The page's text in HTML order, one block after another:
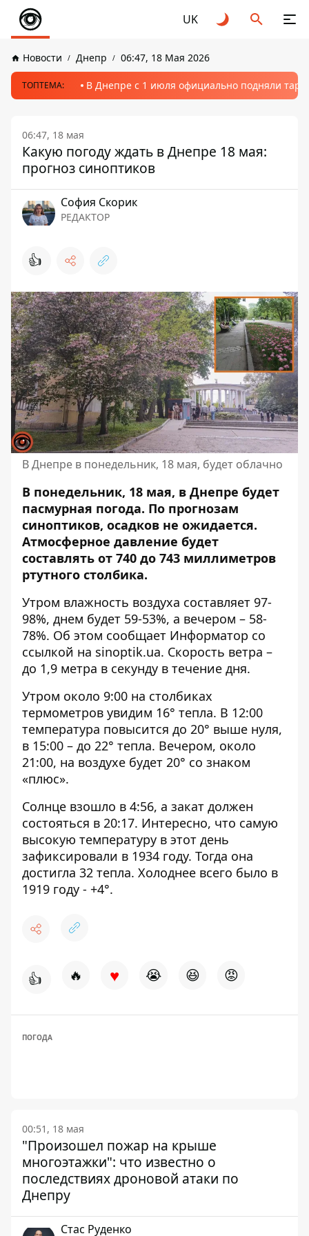
UK
Новости Днепр 06:47, 18 Мая 2026
ТОПТЕМА: В Днепре с 1 июля официально подняли
06:47, 18 мая
Какую погоду ждать в Днепре 18 мая:
прогноз синоптиков
София Скорик
РЕДАКТОР
👍
В Днепре в понедельник, 18 мая, будет облачно
В понедельник, 18 мая, в Днепре будет
пасмурная погода. По прогнозам
синоптиков, осадков не ожидается.
Атмосферное давление будет
составлять от 740 до 743 миллиметров
ртутного столбика.
Утром влажность воздуха составляет 97-
98%, днем ​​будет 59-53%, а вечером – 58-
78%. Об этом сообщает Информатор со
ссылкой на sinoptik.ua. Скорость ветра –
до 1,9 метра в секунду в течение дня.
Утром около 9:00 на столбиках
термометров увидим 16° тепла. В 12:00
температура повысится до 20° выше нуля,
в 15:00 – до 22° тепла. Вечером, около
21:00, на воздухе будет 20° со знаком
«плюс».
Солнце взошло в 4:56, а закат должен
состояться в 20:17. Интересно, что самую
высокую температуру в этот день
зафиксировали в 1934 году. Тогда она
достигла 32 тепла. Холоднее всего было в
1919 году - +4°.
👍 🔥 ♥ 😭 😆 😡
ПОГОДА
00:51, 18 мая
"Произошел пожар на крыше
многоэтажки": что известно о
последствиях дроновой атаки по
Днепру
Стаc Руденко